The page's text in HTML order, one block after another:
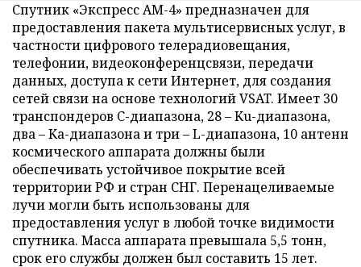
Спутник «Экспресс АМ-4» предназначен для
предоставления пакета мультисервисных услуг, в
частности цифрового телерадиовещания,
телефонии, видеоконференцсвязи, передачи
данных, доступа к сети Интернет, для создания
сетей связи на основе технологий VSAT. Имеет 30
транспондеров C-диапазона, 28 – Ku-диапазона,
два – Ka-диапазона и три – L-диапазона, 10 антенн
космического аппарата должны были
обеспечивать устойчивое покрытие всей
территории РФ и стран СНГ. Перенацеливаемые
лучи могли быть использованы для
предоставления услуг в любой точке видимости
спутника. Масса аппарата превышала 5,5 тонн,
срок его службы должен был составить 15 лет.